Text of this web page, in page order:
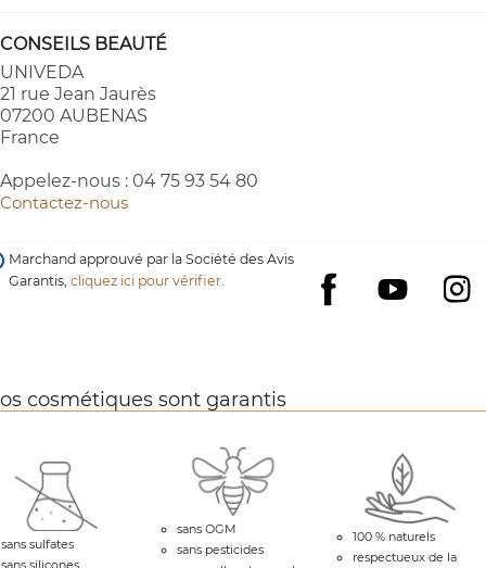
CONSEILS BEAUTÉ
UNIVEDA
21 rue Jean Jaurès
07200 AUBENAS
France
Appelez-nous : 04 75 93 54 80
Contactez-nous
Facebook
YouTube
Marchand approuvé par la Société des Avis
Garantis,cliquez ici pour vérifier.
cosmétiques sont garantis
sans sulfates
sans silicones
sans OGM
sans pesticides
100 % naturels
respectueux de la